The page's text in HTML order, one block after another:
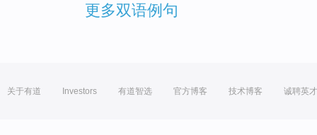
更多双语例句
关于有道 Investors 有道智选 官方博客 技术博客 诚聘英才